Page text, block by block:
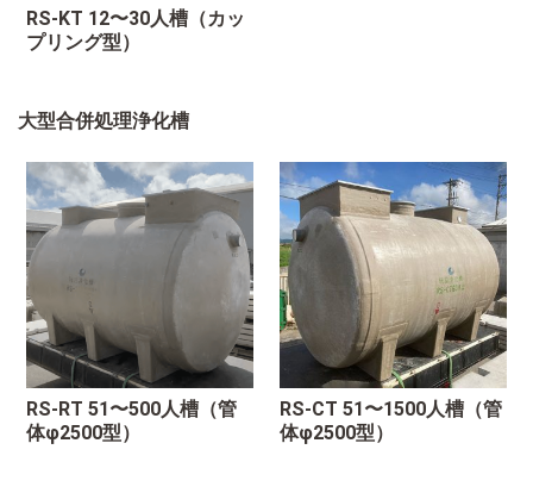
RS-KT 12〜30人槽（カッ
プリング型）
大型合併処理浄化槽
RS-RT 51〜500人槽（管
体φ2500型）
RS-CT 51〜1500人槽（管
体φ2500型）